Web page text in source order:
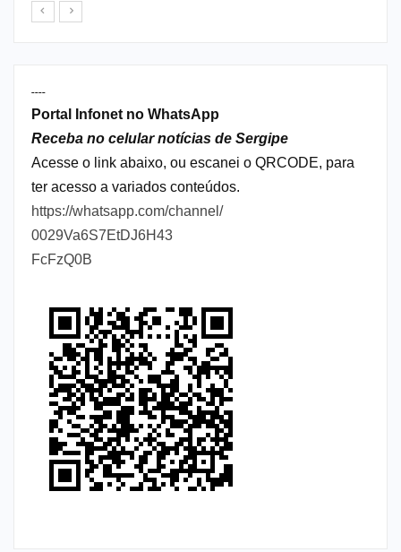
----
Portal Infonet no WhatsApp
Receba no celular notícias de Sergipe
Acesse o link abaixo, ou escanei o QRCODE, para
ter acesso a variados conteúdos.
https://whatsapp.com/channel/
0029Va6S7EtDJ6H43
FcFzQ0B